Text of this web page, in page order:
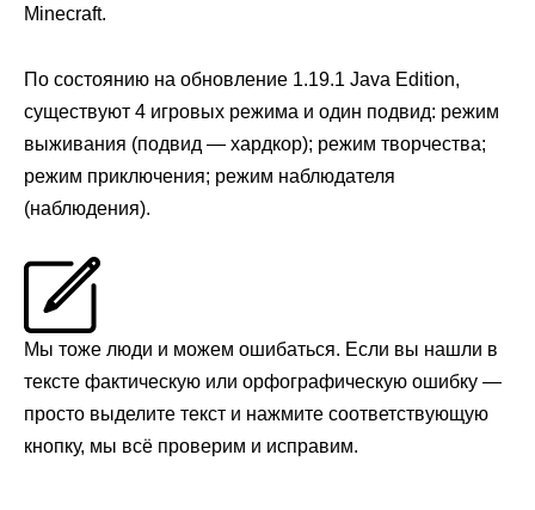
Minecraft.
По состоянию на обновление 1.19.1 Java Edition,
существуют 4 игровых режима и один подвид: режим
выживания (подвид — хардкор); режим творчества;
режим приключения; режим наблюдателя
(наблюдения).
Мы тоже люди и можем ошибаться. Если вы нашли в
тексте фактическую или орфографическую ошибку —
просто выделите текст и нажмите соответствующую
кнопку, мы всё проверим и исправим.